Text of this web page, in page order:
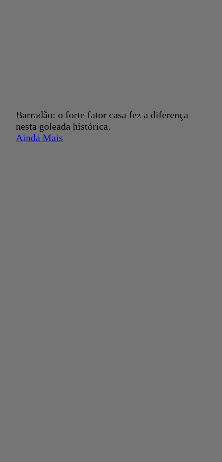
Barradão: o forte fator casa fez a diferença
nesta goleada histórica.
Ainda Mais